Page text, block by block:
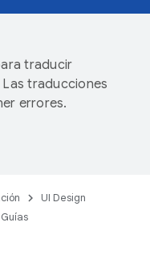
traducir
traducciones
errores.
UI Design
Guías